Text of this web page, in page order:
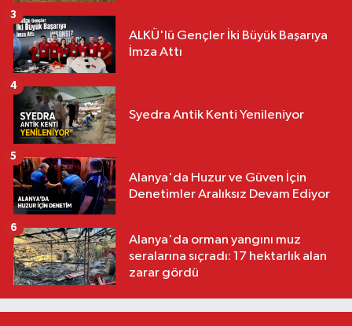
ALKÜ'lü Gençler İki Büyük Başarıya
İmza Attı
3
Syedra Antik Kenti Yenileniyor
4
Alanya'da Huzur ve Güven İçin
Denetimler Aralıksız Devam Ediyor
5
Alanya'da orman yangını muz
seralarına sıçradı: 17 hektarlık alan
zarar gördü
6